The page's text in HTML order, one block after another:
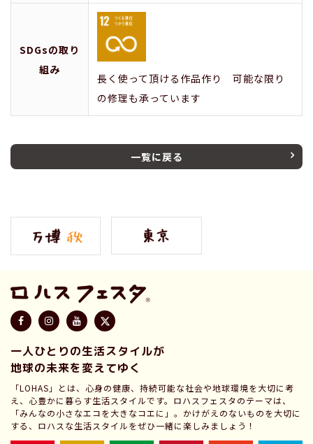
SDGsの取り
組み
長く使って頂ける作品作り 可能な限り
の修理も承っています
一覧に戻る
一人ひとりの生活スタイルが
地球の未来を変えてゆく
「LOHAS」とは、心身の健康、持続可能な社会や地球環境を大切に考
え、心豊かに暮らす生活スタイルです。ロハスフェスタのテーマは、
「みんなの小さなエコを大きなコエに」。かけがえのないものを大切に
する、ロハスな生活スタイルをぜひ一緒に楽しみましょう！